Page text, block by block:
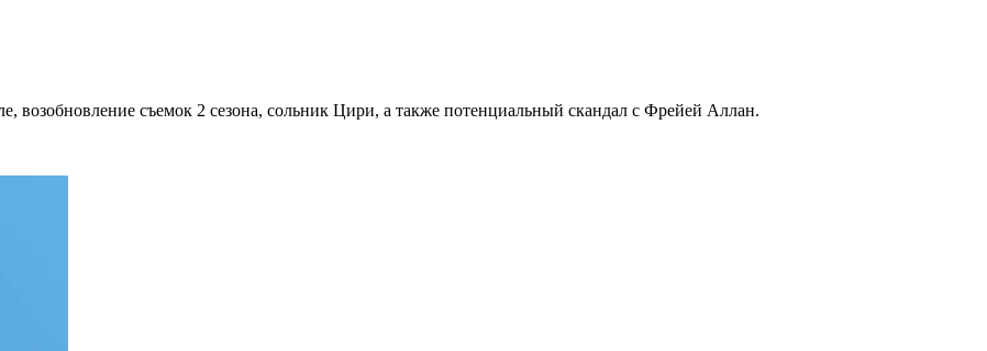
возобновление съемок 2 сезона, сольник Цири, а также потенциальный скандал с Фрейей Аллан.